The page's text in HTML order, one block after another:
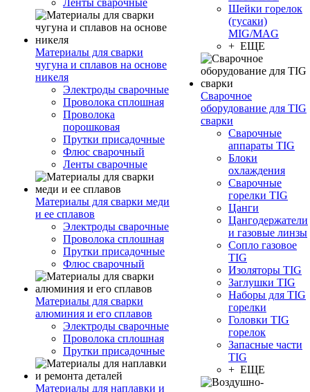
Ленты сварочные
Материалы для сварки
чугуна и сплавов на основе
никеля
Электроды сварочные
Проволока сплошная
Проволока
порошковая
Прутки присадочные
Флюс сварочный
Ленты сварочные
Материалы для сварки меди
и ее сплавов
Электроды сварочные
Проволока сплошная
Прутки присадочные
Флюс сварочный
Материалы для сварки
алюминия и его сплавов
Электроды сварочные
Проволока сплошная
Прутки присадочные
Материалы для наплавки и
Шейки горелок
(гусаки)
MIG/MAG
+ ЕЩЕ
Сварочное
оборудование для TIG
сварки
Сварочные
аппараты TIG
Блоки
охлаждения
Сварочные
горелки TIG
Цанги
Цангодержатели
и газовые линзы
Сопло газовое
TIG
Изоляторы TIG
Заглушки TIG
Наборы для TIG
горелки
Головки TIG
горелок
Запасные части
TIG
+ ЕЩЕ